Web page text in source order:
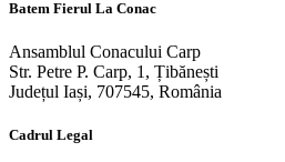
Batem Fierul La Conac
Ansamblul Conacului Carp
Str. Petre P. Carp, 1, Țibănești
Județul Iași, 707545, România
Cadrul Legal